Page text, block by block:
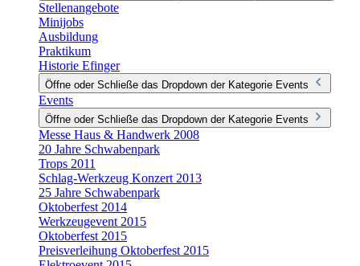
Stellenangebote
Minijobs
Ausbildung
Praktikum
Historie Efinger
Öffne oder Schließe das Dropdown der Kategorie Events
Events
Öffne oder Schließe das Dropdown der Kategorie Events
Messe Haus & Handwerk 2008
20 Jahre Schwabenpark
Trops 2011
Schlag-Werkzeug Konzert 2013
25 Jahre Schwabenpark
Oktoberfest 2014
Werkzeugevent 2015
Oktoberfest 2015
Preisverleihung Oktoberfest 2015